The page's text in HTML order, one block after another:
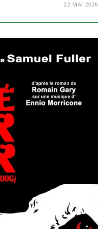
22 MAI 2026